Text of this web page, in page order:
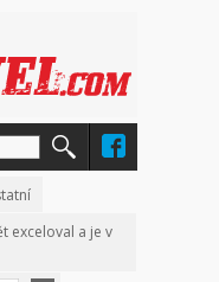
exceloval a je v